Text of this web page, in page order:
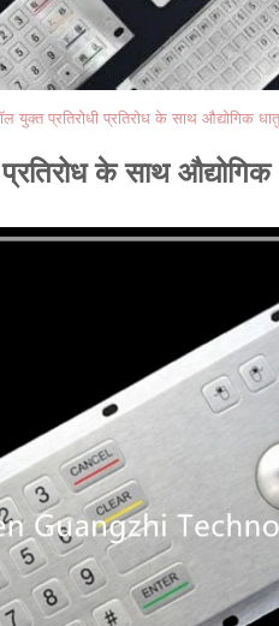
युक्त प्रतिरोधी प्रतिरोध के साथ औद्योगिक
के साथ